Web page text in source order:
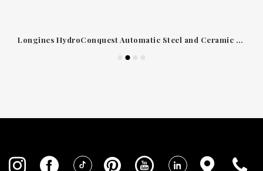
Longines HydroConquest Automatic Steel and Ceramic Watch Black Dial 39mm